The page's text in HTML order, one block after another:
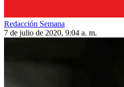
Redacción Semana
7 de julio de 2020, 9:04 a. m.